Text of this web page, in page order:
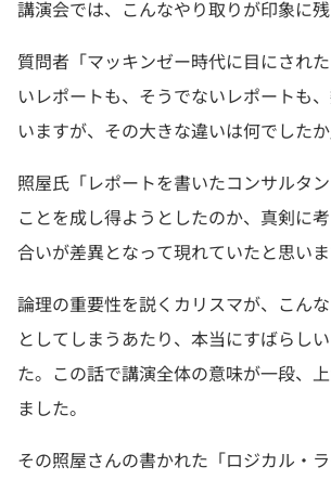
講演会では、こんなやり取りが印象に残
質問者「マッキンゼー時代に目にされ
いレポートも、そうでないレポートも
いますが、その大きな違いは何でしたか
照屋氏「レポートを書いたコンサルタ
ことを成し得ようとしたのか、真剣に
合いが差異となって現れていたと思いま
論理の重要性を説くカリスマが、こん
としてしまうあたり、本当にすばらし
た。この話で講演全体の意味が一段、
ました。
その照屋さんの書かれた「ロジカル・ラ